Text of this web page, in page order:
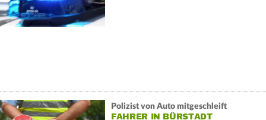
Polizist von Auto mitgeschleift
FAHRER IN BÜRSTADT